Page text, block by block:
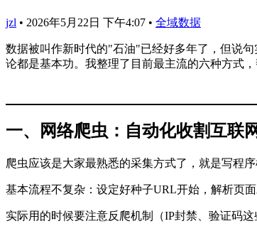
jzl • 2026年5月22日 下午4:07 • 全域数据
数据被叫作新时代的"石油"已经好多年了，但说
论都是基本功。我整理了目前最主流的六种方式
一、网络爬虫：自动化收割互联
爬虫应该是大家最熟悉的采集方式了，就是写程
基本流程不复杂：设定好种子URL开始，解析页面
实际用的时候要注意反爬机制（IP封禁、验证码